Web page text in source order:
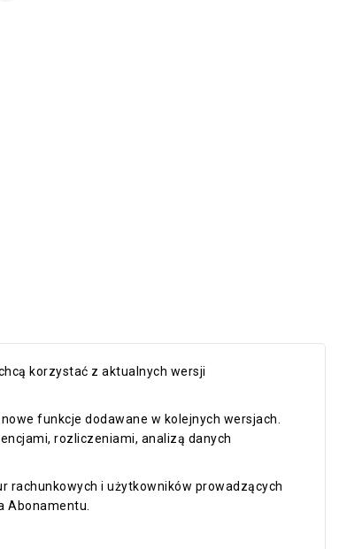
korzystać z aktualnych wersji
funkcje dodawane w kolejnych wersjach.
rozliczeniami, analizą danych
rachunkowych i użytkowników prowadzących
Abonamentu.